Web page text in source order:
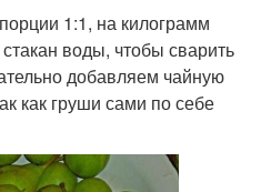
1:1, на килограмм
воды, чтобы сварить
добавляем чайную
как груши сами по себе